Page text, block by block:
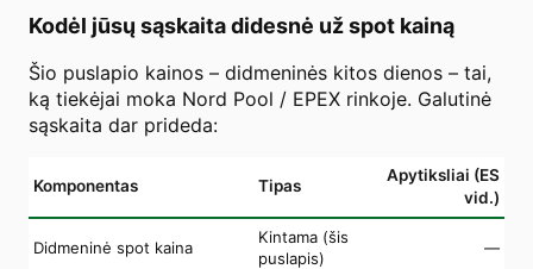
Kodėl jūsų sąskaita didesnė už spot kainą
Šio puslapio kainos – didmeninės kitos dienos – tai,
ką tiekėjai moka Nord Pool / EPEX rinkoje. Galutinė
sąskaita dar prideda:
Komponentas Tipas
Apytiksliai (ES
vid.)
Didmeninė spot kaina
Kintama (šis
puslapis)
—